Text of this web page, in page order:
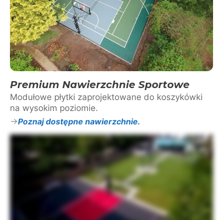
Premium Nawierzchnie Sportowe
Modułowe płytki zaprojektowane do koszykówki
na wysokim poziomie.
Poznaj dostępne nawierzchnie.